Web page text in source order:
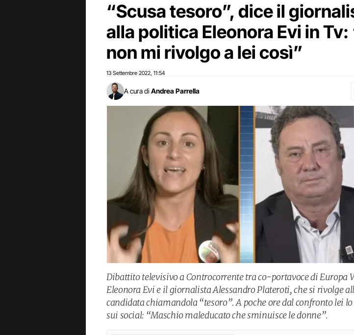
“Scusa tesoro”, dice il
alla politica Eleonora Evi in Tv:
non mi rivolgo a lei così”
13 Settembre 2022 11:54
A cura di Andrea Parrella
Dibattito televisivo a Controcorrente tra co-portavoce di Europa
Eleonora Evi e il giornalista Alessandro Plateroti, che si rivolge
candidata chiamandola “tesoro”. A poche ore dal confronto lei lo
sui social: “Maschio maleducato che sminuisce le donne”.